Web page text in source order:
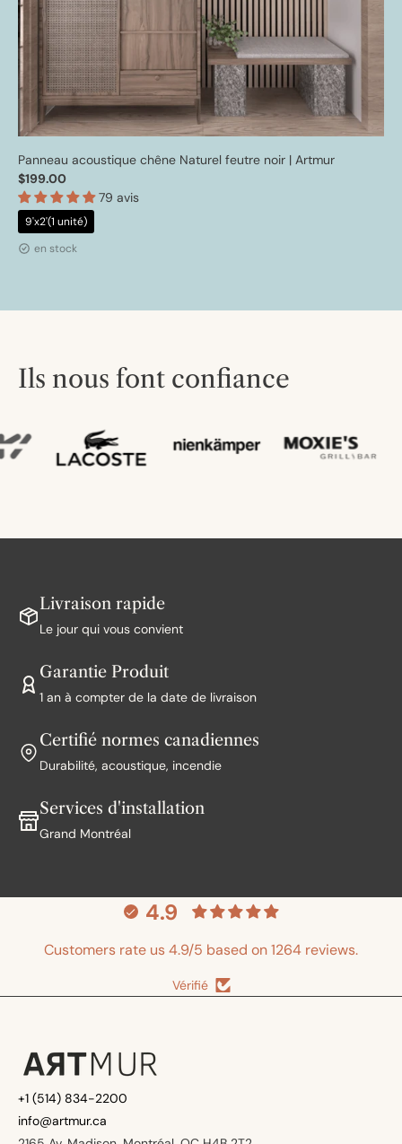
Panneau acoustique chêne Naturel feutre noir | Artmur
$199.00
79 avis
9'x2'(1 unité)
en stock
Ils nous font confiance
Livraison rapide
Le jour qui vous convient
Garantie Produit
1 an à compter de la date de livraison
Certifié normes canadiennes
Durabilité, acoustique, incendie
Services d'installation
Grand Montréal
4.9
Customers rate us 4.9/5 based on 1264 reviews.
Vérifié
+1 (514) 834-2200
info@artmur.ca